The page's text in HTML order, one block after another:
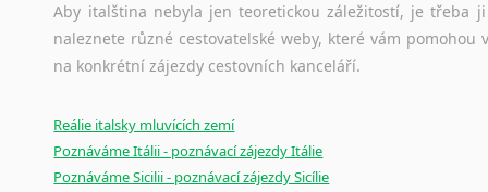
Aby italština nebyla jen teoretickou záležitostí, je třeba
naleznete různé cestovatelské weby, které vám
na konkrétní zájezdy cestovních kanceláří.
Reálie italsky mluvících zemí
Poznáváme Itálii - poznávací zájezdy Itálie
Poznáváme Sicilii - poznávací zájezdy Sicílie